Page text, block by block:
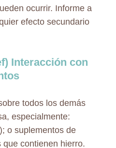
ocurrir. Informe a
efecto secundario
Interacción con
todos los demás
especialmente:
o suplementos de
contienen hierro.